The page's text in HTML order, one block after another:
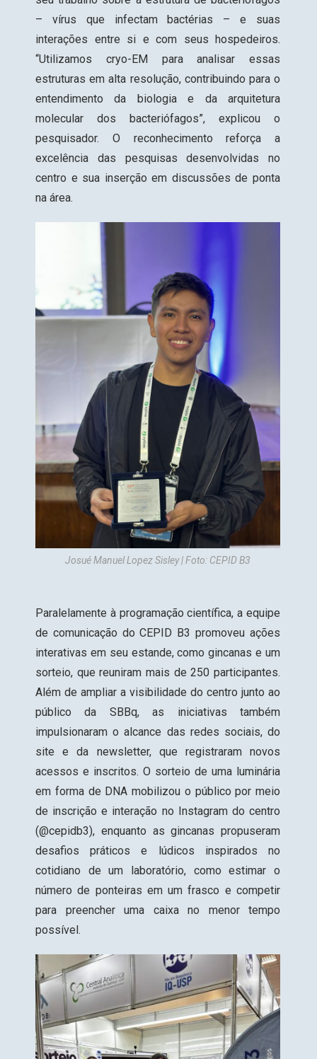
– vírus que infectam bactérias – e suas
interações entre si e com seus hospedeiros.
“Utilizamos cryo-EM para analisar essas
estruturas em alta resolução, contribuindo para o
entendimento da biologia e da arquitetura
molecular dos bacteriófagos”, explicou o
pesquisador. O reconhecimento reforça a
excelência das pesquisas desenvolvidas no
centro e sua inserção em discussões de ponta
na área.
Josué Manuel Lopez Sisley | Foto: CEPID B3
Paralelamente à programação científica, a equipe
de comunicação do CEPID B3 promoveu ações
interativas em seu estande, como gincanas e um
sorteio, que reuniram mais de 250 participantes.
Além de ampliar a visibilidade do centro junto ao
público da SBBq, as iniciativas também
impulsionaram o alcance das redes sociais, do
site e da newsletter, que registraram novos
acessos e inscritos. O sorteio de uma luminária
em forma de DNA mobilizou o público por meio
de inscrição e interação no Instagram do centro
(@cepidb3), enquanto as gincanas propuseram
desafios práticos e lúdicos inspirados no
cotidiano de um laboratório, como estimar o
número de ponteiras em um frasco e competir
para preencher uma caixa no menor tempo
possível.